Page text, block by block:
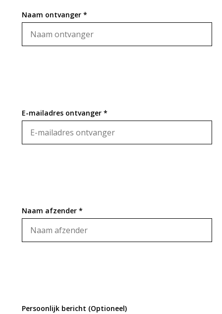
Naam ontvanger *
E-mailadres ontvanger *
Naam afzender *
Persoonlijk bericht (Optioneel)